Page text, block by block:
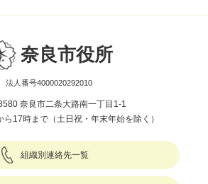
奈良市役所
法人番号4000020292010
奈良市二条大路南一丁目1-1
ら17時まで（土日祝・年末年始を除く）
組織別連絡先一覧